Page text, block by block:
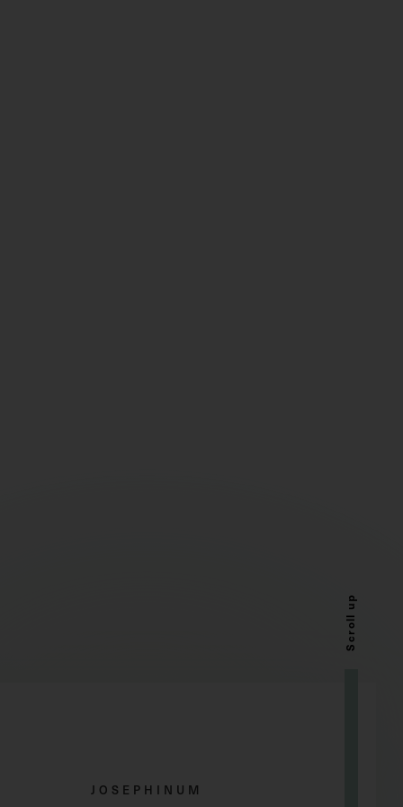
Scroll up
JOSEPHINUM